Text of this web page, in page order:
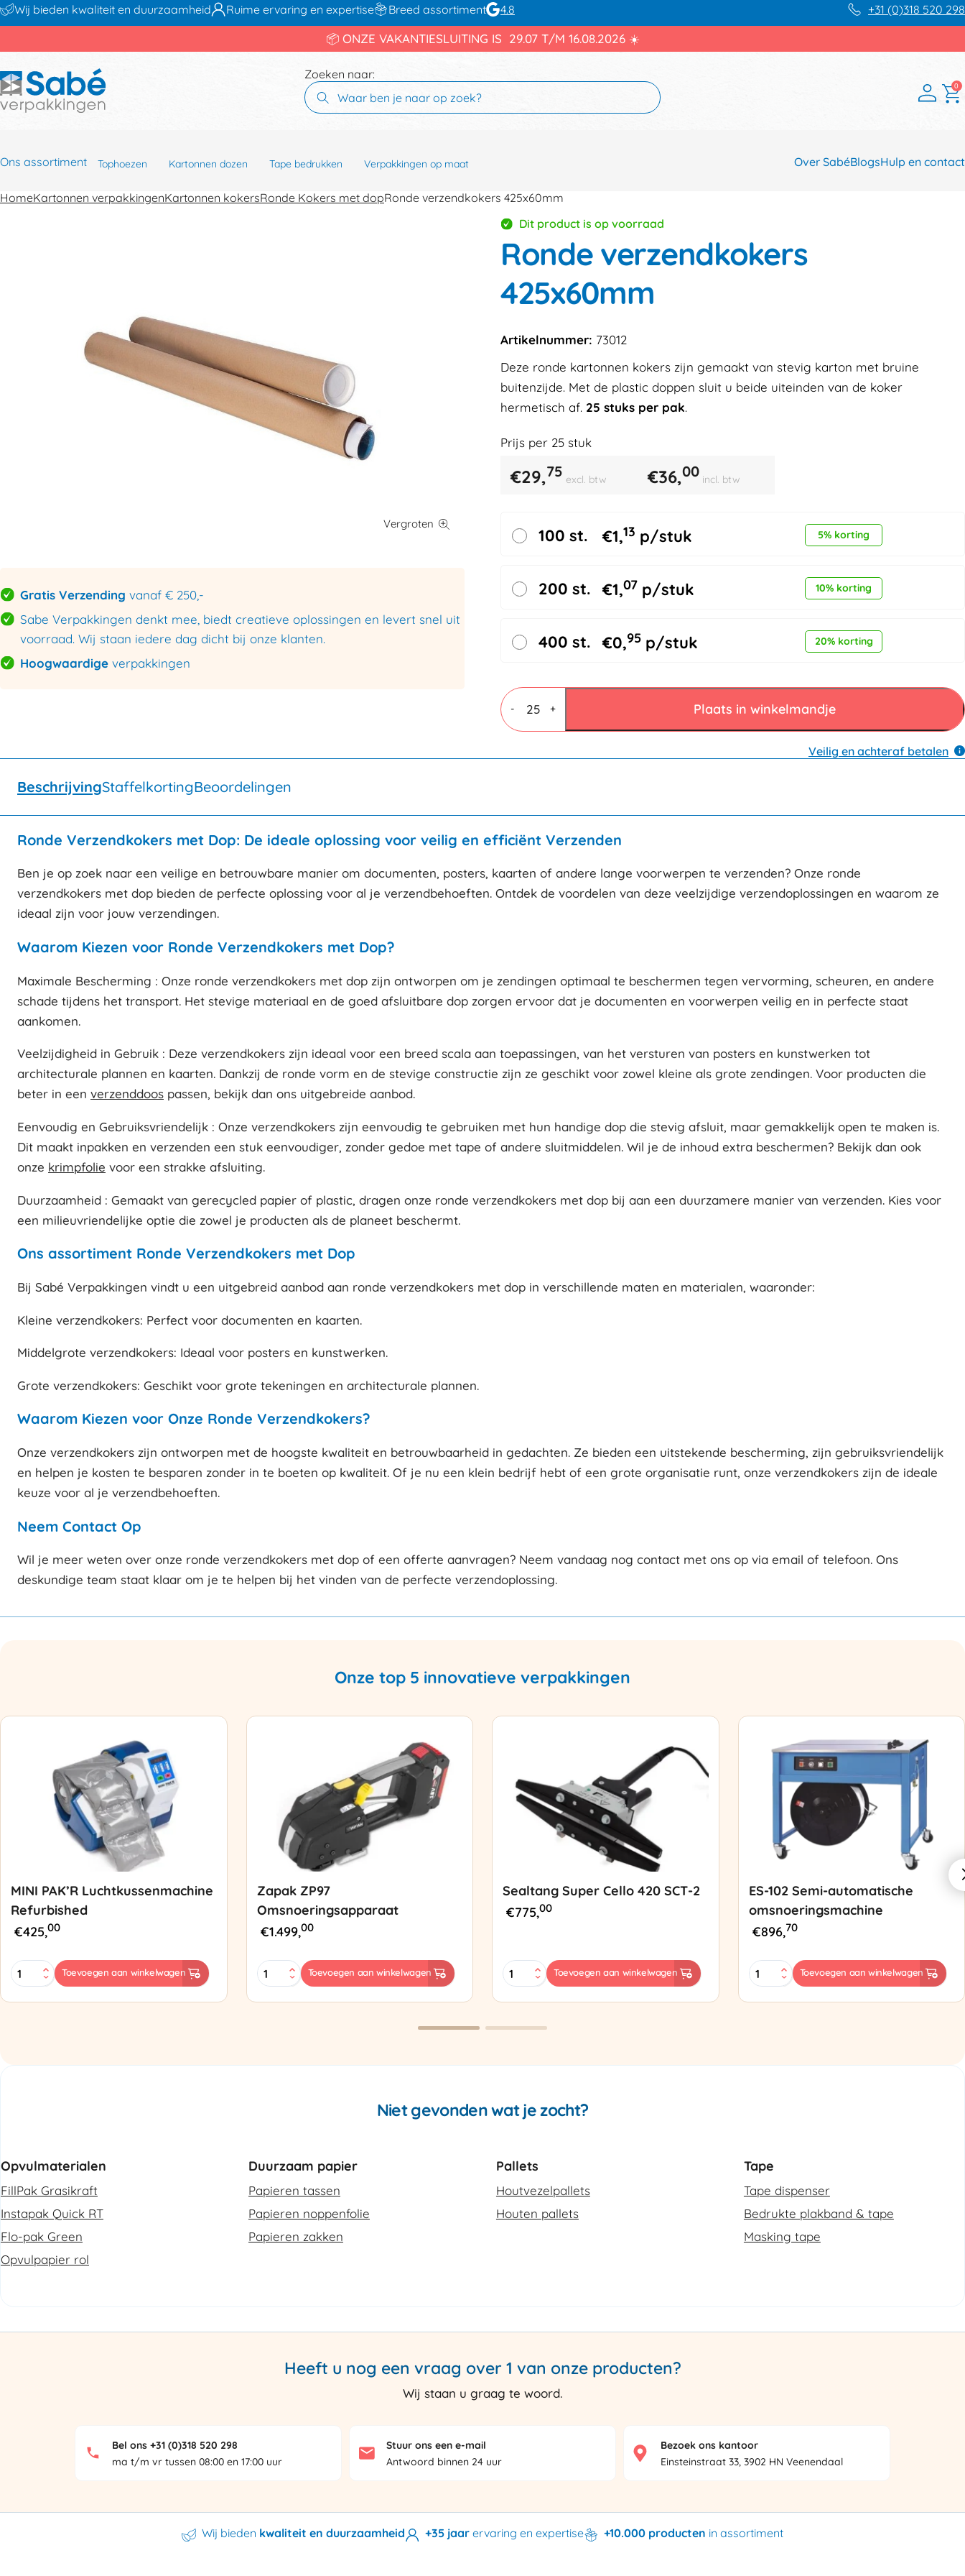
Wij bieden kwaliteit en duurzaamheid Ruime ervaring en expertise Breed assortiment 4.8 +31 (0)318 520 298
📦 ONZE VAKANTIESLUITING IS 29.07 T/M 16.08.2026 ☀️
Zoeken naar:
0
Ons assortiment Over SabéBlogsHulp en contact
Tophoezen Kartonnen dozen Tape bedrukken Verpakkingen op maat
HomeKartonnen verpakkingenKartonnen kokersRonde Kokers met dopRonde verzendkokers 425x60mm
Gratis Verzending vanaf € 250,-
Sabe Verpakkingen denkt mee, biedt creatieve oplossingen en levert snel uit
voorraad. Wij staan iedere dag dicht bij onze klanten.
Hoogwaardige verpakkingen
Dit product is op voorraad
Ronde verzendkokers
425x60mm
Artikelnummer: 73012
Deze ronde kartonnen kokers zijn gemaakt van stevig karton met bruine
buitenzijde. Met de plastic doppen sluit u beide uiteinden van de koker
hermetisch af. 25 stuks per pak.
Prijs per 25stuk
€29,75 excl. btw €36,00 incl. btw
100 st. €1,13 p/stuk 5% korting
200 st. €1,07 p/stuk 10% korting
400 st. €0,95 p/stuk 20% korting
-
Ronde
verzendkokers
425x60mm
aantal
+ Plaats in winkelmandje
Veilig en achteraf betalen
BeschrijvingStaffelkortingBeoordelingen
Ronde Verzendkokers met Dop: De ideale oplossing voor veilig en efficiënt Verzenden
Ben je op zoek naar een veilige en betrouwbare manier om documenten, posters, kaarten of andere lange voorwerpen te verzenden? Onze ronde
verzendkokers met dop bieden de perfecte oplossing voor al je verzendbehoeften. Ontdek de voordelen van deze veelzijdige verzendoplossingen en waarom ze
ideaal zijn voor jouw verzendingen.
Waarom Kiezen voor Ronde Verzendkokers met Dop?
Maximale Bescherming : Onze ronde verzendkokers met dop zijn ontworpen om je zendingen optimaal te beschermen tegen vervorming, scheuren, en andere
schade tijdens het transport. Het stevige materiaal en de goed afsluitbare dop zorgen ervoor dat je documenten en voorwerpen veilig en in perfecte staat
aankomen.
Veelzijdigheid in Gebruik : Deze verzendkokers zijn ideaal voor een breed scala aan toepassingen, van het versturen van posters en kunstwerken tot
architecturale plannen en kaarten. Dankzij de ronde vorm en de stevige constructie zijn ze geschikt voor zowel kleine als grote zendingen. Voor producten die
beter in een verzenddoos passen, bekijk dan ons uitgebreide aanbod.
Eenvoudig en Gebruiksvriendelijk : Onze verzendkokers zijn eenvoudig te gebruiken met hun handige dop die stevig afsluit, maar gemakkelijk open te maken is.
Dit maakt inpakken en verzenden een stuk eenvoudiger, zonder gedoe met tape of andere sluitmiddelen. Wil je de inhoud extra beschermen? Bekijk dan ook
onze krimpfolie voor een strakke afsluiting.
Duurzaamheid : Gemaakt van gerecycled papier of plastic, dragen onze ronde verzendkokers met dop bij aan een duurzamere manier van verzenden. Kies voor
een milieuvriendelijke optie die zowel je producten als de planeet beschermt.
Ons assortiment Ronde Verzendkokers met Dop
Bij Sabé Verpakkingen vindt u een uitgebreid aanbod aan ronde verzendkokers met dop in verschillende maten en materialen, waaronder:
Kleine verzendkokers: Perfect voor documenten en kaarten.
Middelgrote verzendkokers: Ideaal voor posters en kunstwerken.
Grote verzendkokers: Geschikt voor grote tekeningen en architecturale plannen.
Waarom Kiezen voor Onze Ronde Verzendkokers?
Onze verzendkokers zijn ontworpen met de hoogste kwaliteit en betrouwbaarheid in gedachten. Ze bieden een uitstekende bescherming, zijn gebruiksvriendelijk
en helpen je kosten te besparen zonder in te boeten op kwaliteit. Of je nu een klein bedrijf hebt of een grote organisatie runt, onze verzendkokers zijn de ideale
keuze voor al je verzendbehoeften.
Neem Contact Op
Wil je meer weten over onze ronde verzendkokers met dop of een offerte aanvragen? Neem vandaag nog contact met ons op via email of telefoon. Ons
deskundige team staat klaar om je te helpen bij het vinden van de perfecte verzendoplossing.
Onze top 5 innovatieve verpakkingen
MINI PAK’R Luchtkussenmachine
Refurbished
€425,00
MINI
PAK'R
Toevoegen aan winkelwagen
Zapak ZP97
Omsnoeringsapparaat
€1.499,00
Zapak
ZP97
Toevoegen aan winkelwagen
Sealtang Super Cello 420 SCT-2
€775,00
Sealtang
Super
Toevoegen aan winkelwagen
ES-102 Semi-automatische
omsnoeringsmachine
€896,70
ES-
102
Toevoegen aan winkelwagen
Niet gevonden wat je zocht?
Opvulmaterialen
FillPak Grasikraft
Instapak Quick RT
Flo-pak Green
Opvulpapier rol
Duurzaam papier
Papieren tassen
Papieren noppenfolie
Papieren zakken
Pallets
Houtvezelpallets
Houten pallets
Tape
Tape dispenser
Bedrukte plakband & tape
Masking tape
Heeft u nog een vraag over 1 van onze producten?
Wij staan u graag te woord.
Bel ons +31 (0)318 520 298
ma t/m vr tussen 08:00 en 17:00 uur
Stuur ons een e-mail
Antwoord binnen 24 uur
Bezoek ons kantoor
Einsteinstraat 33, 3902 HN Veenendaal
Wij bieden kwaliteit en duurzaamheid +35 jaar ervaring en expertise +10.000 producten in assortiment